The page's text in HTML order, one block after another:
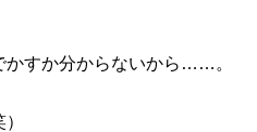
かすか分からないから……。